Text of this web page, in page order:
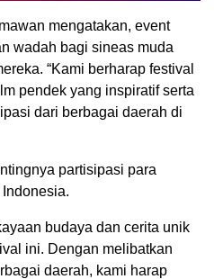
mengatakan, event
wadah bagi sineas muda
“Kami berharap festival
pendek yang inspiratif serta
dari berbagai daerah di
partisipasi para
budaya dan cerita unik
ini. Dengan melibatkan
daerah, kami harap